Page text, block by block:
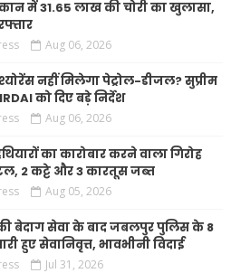
में 31.65 लाख की चोरी का खुलासा,
Aug 06, 2026
इंश्योरेंस नहीं मिलेगा पेट्रोल-डीजल? सुप्रीम
को दिए बड़े निर्देश
Aug 06, 2026
का कारोबार करने वाला गिरोह
2 कट्टे और 3 कारतूस जब्त
Aug 05, 2026
बेदाग सेवा के बाद जबलपुर पुलिस के 8
हुए सेवानिवृत्त, भावभीनी विदाई
Jul 31, 2026